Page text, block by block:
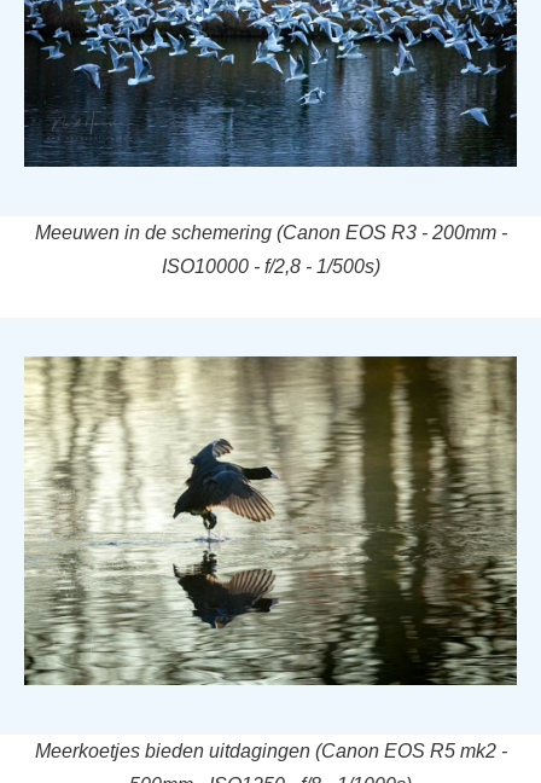
Meeuwen in de schemering (Canon EOS R3 - 200mm -
ISO10000 - f/2,8 - 1/500s)
Meerkoetjes bieden uitdagingen (Canon EOS R5 mk2 -